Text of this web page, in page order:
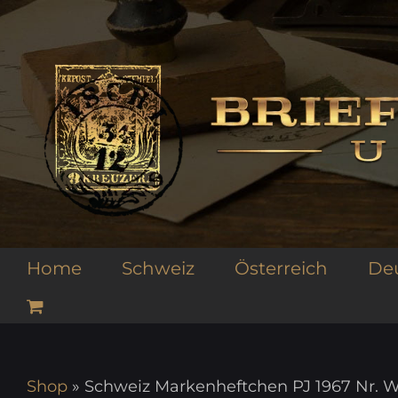
Zum
springen
Home Schweiz Österreich
Shop » Schweiz Markenheftchen PJ 1967 Nr.